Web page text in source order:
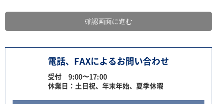
電話、FAXによるお問い合わせ
受付 9:00〜17:00
休業日：土日祝、年末年始、夏季休暇